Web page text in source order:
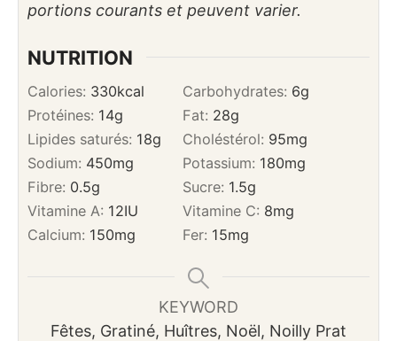
portions courants et peuvent varier.
NUTRITION
Calories: 330kcal Carbohydrates: 6g
Protéines: 14g Fat: 28g
Lipides saturés: 18g Choléstérol: 95mg
Sodium: 450mg Potassium: 180mg
Fibre: 0.5g Sucre: 1.5g
Vitamine A: 12IU Vitamine C: 8mg
Calcium: 150mg Fer: 15mg
KEYWORD
Fêtes, Gratiné, Huîtres, Noël, Noilly Prat